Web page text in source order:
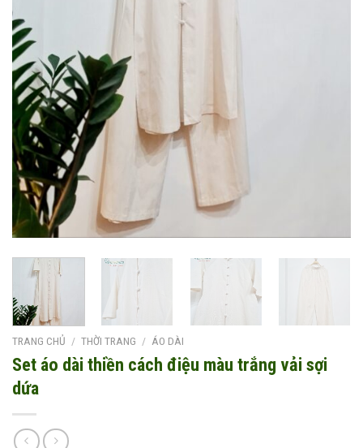
TRANG CHỦ / THỜI TRANG / ÁO DÀI
Set áo dài thiền cách điệu màu trắng vải sợi
dứa